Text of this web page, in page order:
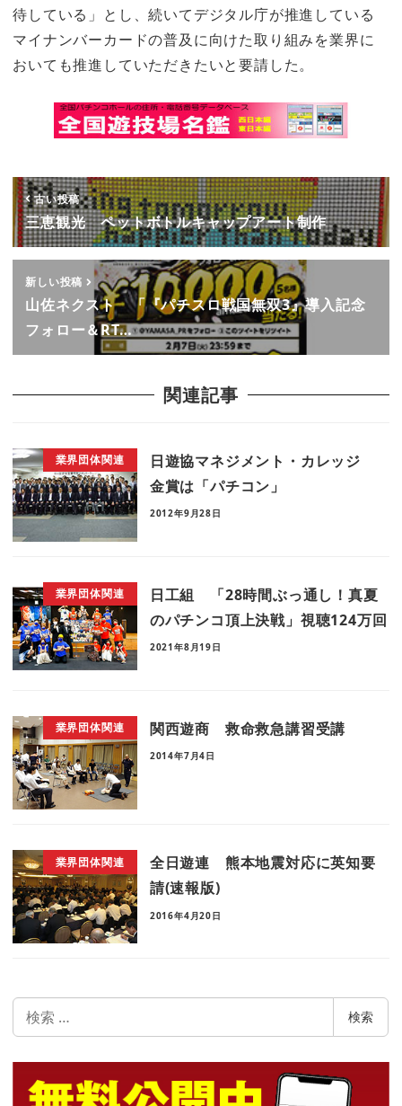
待している」とし、続いてデジタル庁が推進している
マイナンバーカードの普及に向けた取り組みを業界に
おいても推進していただきたいと要請した。
古い投稿
三恵観光 ペットボトルキャップアート制作
新しい投稿
山佐ネクスト 「『パチスロ戦国無双3』導入記念
フォロー＆RT…
関連記事
業界団体関連
日遊協マネジメント・カレッジ
金賞は「パチコン」
2012年9月28日
業界団体関連
日工組 「28時間ぶっ通し！真夏
のパチンコ頂上決戦」視聴124万回
2021年8月19日
業界団体関連 関西遊商 救命救急講習受講
2014年7月4日
業界団体関連
全日遊連 熊本地震対応に英知要
請(速報版)
2016年4月20日
索
検索